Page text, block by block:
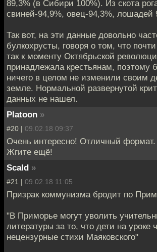
89,3% (в Сибири 100%). Из скота
свиней-94,9%, овец-94,3%, лошадей
Так вот, на эти данные довольно
булкохрусты, говоря о том, что
так к моменту Октябрьской
принадлежала крестьянам, поэтому
ничего в целом не изменили своим
земле. Нормальной развернутой
данных не нашел.
Platoon »
#20 | 09.02.18 09:37
Очень интересно! Отличный формат.
Жгите ещё!
Scald »
#21 | 09.02.18 11:05
Призрак коммунизма бродит по
"В Приморье могут уволить
литературы за то, что дети на уроке
нецензурные стихи Маяковского"